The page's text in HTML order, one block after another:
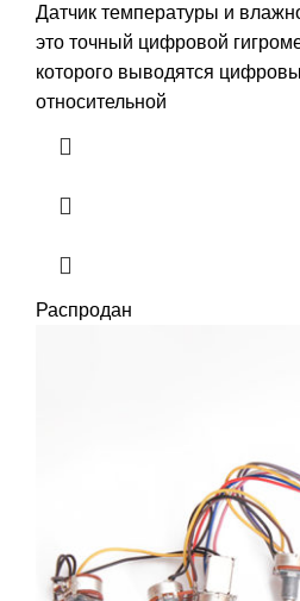
Датчик температуры и
это точный цифровой
которого выводятся
относительной
Распродан